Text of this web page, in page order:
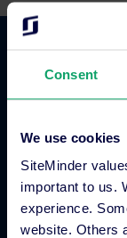
Consent
We use cookies
SiteMinder
important to us.
experience.
website. Others
Outil de